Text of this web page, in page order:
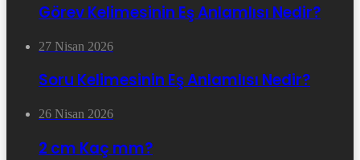
Görev Kelimesinin Eş Anlamlısı Nedir?
27 Nisan 2026
Soru Kelimesinin Eş Anlamlısı Nedir?
26 Nisan 2026
2 cm Kaç mm?